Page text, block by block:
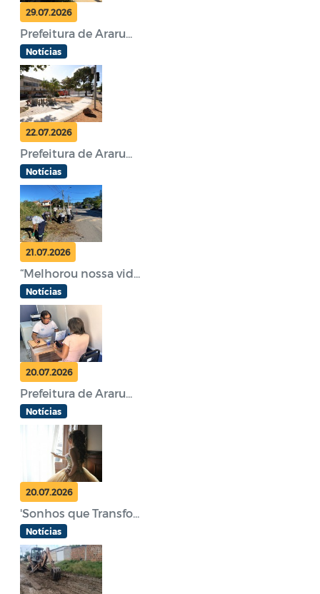
29.07.2026
Prefeitura de Araru...
Notícias
22.07.2026
Prefeitura de Araru...
Notícias
21.07.2026
“Melhorou nossa vid...
Notícias
20.07.2026
Prefeitura de Araru...
Notícias
20.07.2026
'Sonhos que Transfo...
Notícias